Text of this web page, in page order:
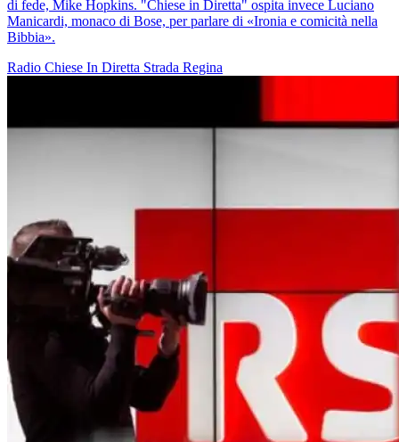
di fede, Mike Hopkins. "Chiese in Diretta" ospita invece Luciano
Manicardi, monaco di Bose, per parlare di «Ironia e comicità nella
Bibbia».
Radio Chiese In Diretta Strada Regina